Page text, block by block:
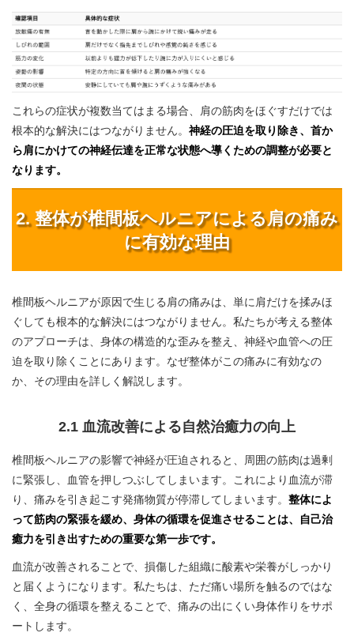
これらの症状が複数当てはまる場合、肩の筋肉をほぐすだけでは
根本的な解決にはつながりません。 神経の圧迫を取り除き、首か
ら肩にかけての神経伝達を正常な状態へ導くための調整が必要と
なります。
2. 整体が椎間板ヘルニアによる肩の痛み
に有効な理由
椎間板ヘルニアが原因で生じる肩の痛みは、単に肩だけを揉みほ
ぐしても根本的な解決にはつながりません。私たちが考える整体
のアプローチは、身体の構造的な歪みを整え、神経や血管への圧
迫を取り除くことにあります。なぜ整体がこの痛みに有効なの
か、その理由を詳しく解説します。
2.1 血流改善による自然治癒力の向上
椎間板ヘルニアの影響で神経が圧迫されると、周囲の筋肉は過剰
に緊張し、血管を押しつぶしてしまいます。これにより血流が滞
り、痛みを引き起こす発痛物質が停滞してしまいます。 整体によ
って筋肉の緊張を緩め、身体の循環を促進させることは、自己治
癒力を引き出すための重要な第一歩です。
血流が改善されることで、損傷した組織に酸素や栄養がしっかり
と届くようになります。私たちは、ただ痛い場所を触るのではな
く、全身の循環を整えることで、痛みの出にくい身体作りをサポ
ートします。